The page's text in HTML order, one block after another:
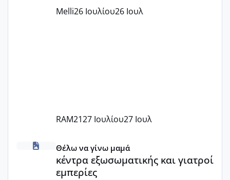
Εγώ πήγα σε έναν ιδιωτικό παιδικό στ
Melli26 Ιουλίου26 Ιουλ
RAM2127 Ιουλίου27 Ιουλ
κέντρα εξωσωματικής και γιατροί εμπερίες
Θέλω να γίνω μαμά
κέντρα εξωσωματικής και γιατροί
εμπερίες